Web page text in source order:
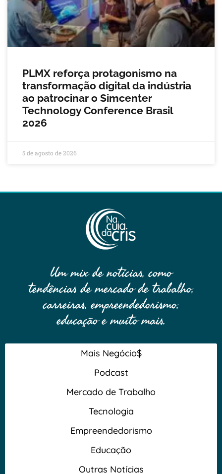
PLMX reforça protagonismo na
transformação digital da indústria
ao patrocinar o Simcenter
Technology Conference Brasil
2026
5 de agosto de 2026
Um mix de notícias, como
tendências de mercado de trabalho,
carreiras, empreendedorismo,
educação e muito mais.
Mais Negócio$
Podcast
Mercado de Trabalho
Tecnologia
Empreendedorismo
Educação
Outras Notícias